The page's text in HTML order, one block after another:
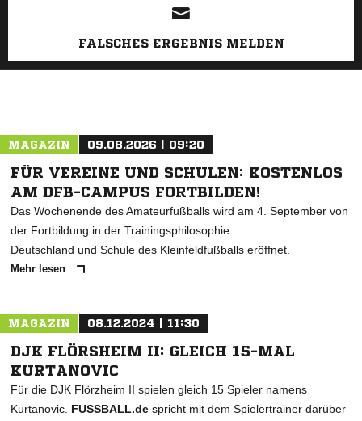
FALSCHES ERGEBNIS MELDEN
MAGAZIN 09.08.2026 | 09:20
FÜR VEREINE UND SCHULEN: KOSTENLOS
AM DFB-CAMPUS FORTBILDEN!
Das Wochenende des Amateurfußballs wird am 4. September von
der Fortbildung in der Trainingsphilosophie
Deutschland und Schule des Kleinfeldfußballs eröffnet.
Mehr lesen
MAGAZIN 08.12.2024 | 11:30
DJK FLÖRSHEIM II: GLEICH 15-MAL
KURTANOVIC
Für die DJK Flörzheim II spielen gleich 15 Spieler namens
Kurtanovic. FUSSBALL.de spricht mit dem Spielertrainer darüber